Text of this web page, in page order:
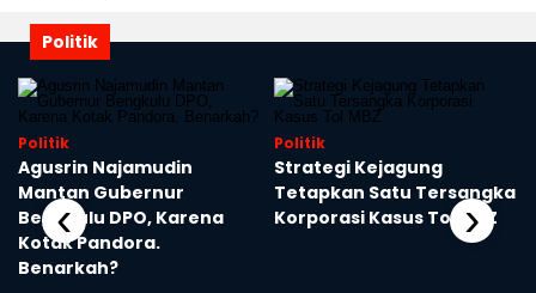
Politik
Politik
Agusrin Najamudin
Mantan Gubernur
Bengkulu DPO, Karena
Kotak Pandora.
Benarkah?
Politik
Strategi Kejagung
Tetapkan Satu Tersangka
Korporasi Kasus Tol MBZ
‹ ›